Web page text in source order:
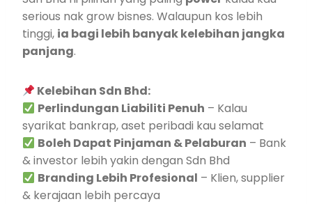
serious nak grow bisnes. Walaupun kos lebih
tinggi, ia bagi lebih banyak kelebihan jangka
panjang.
Kelebihan Sdn Bhd:
Perlindungan Liabiliti Penuh – Kalau
syarikat bankrap, aset peribadi kau selamat
Boleh Dapat Pinjaman & Pelaburan – Bank
& investor lebih yakin dengan Sdn Bhd
Branding Lebih Profesional – Klien, supplier
& kerajaan lebih percaya